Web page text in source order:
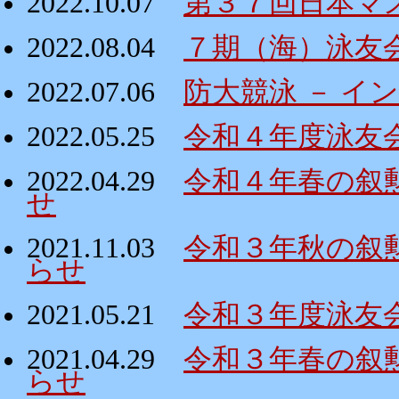
2022.08.04
７期（海）泳友
2022.07.06
防大競泳 － イ
2022.05.25
令和４年度泳友
2022.04.29
令和４年春の叙
せ
2021.11.03
令和３年秋の叙
らせ
2021.05.21
令和３年度泳友
2021.04.29
令和３年春の叙
らせ